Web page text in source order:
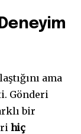
ama
Gönderi
bir
hiç